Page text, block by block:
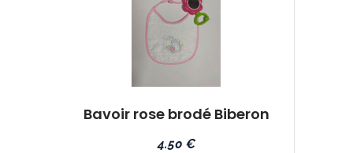
Bavoir rose brodé Biberon
4.50 €